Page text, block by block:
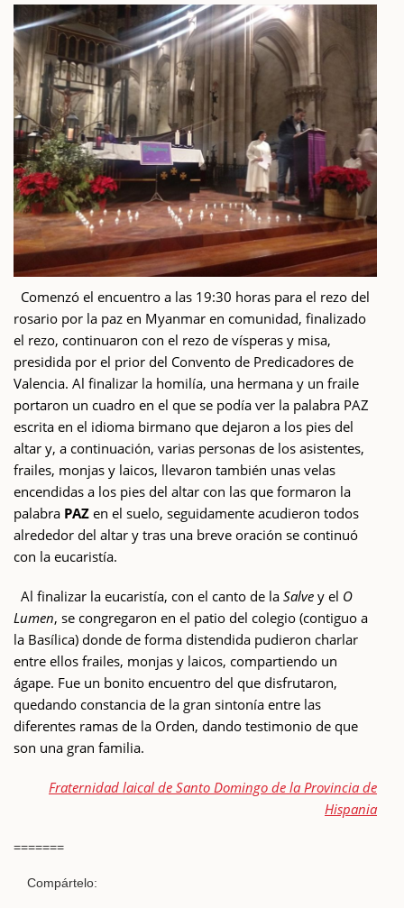
Comenzó el encuentro a las 19:30 horas para el rezo del
rosario por la paz en Myanmar en comunidad, finalizado
el rezo, continuaron con el rezo de vísperas y misa,
presidida por el prior del Convento de Predicadores de
Valencia. Al finalizar la homilía, una hermana y un fraile
portaron un cuadro en el que se podía ver la palabra PAZ
escrita en el idioma birmano que dejaron a los pies del
altar y, a continuación, varias personas de los asistentes,
frailes, monjas y laicos, llevaron también unas velas
encendidas a los pies del altar con las que formaron la
palabra PAZ en el suelo, seguidamente acudieron todos
alrededor del altar y tras una breve oración se continuó
con la eucaristía.
Al finalizar la eucaristía, con el canto de la Salve y el O
Lumen, se congregaron en el patio del colegio (contiguo a
la Basílica) donde de forma distendida pudieron charlar
entre ellos frailes, monjas y laicos, compartiendo un
ágape. Fue un bonito encuentro del que disfrutaron,
quedando constancia de la gran sintonía entre las
diferentes ramas de la Orden, dando testimonio de que
son una gran familia.
Fraternidad laical de Santo Domingo de la Provincia de
Hispania
=======
Compártelo: